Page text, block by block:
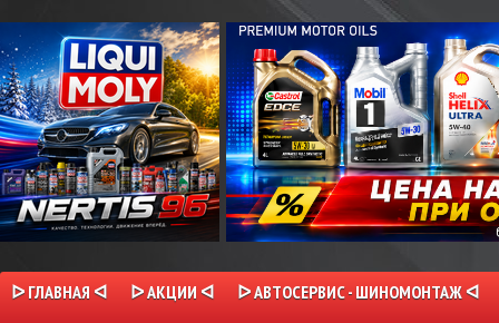
ᐅ ГЛАВНАЯ ᐊ ᐅ АКЦИИ ᐊ
ᐅ АВТОСЕРВИС - ШИНОМОНТАЖ ᐊ